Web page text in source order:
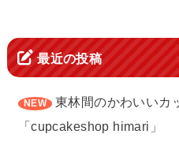
最近の投稿
東林間のかわいいカ
「cupcakeshop himari」